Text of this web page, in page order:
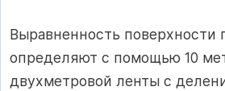
Выравненность поверхности
определяют с помощью 10
двухметровой ленты с